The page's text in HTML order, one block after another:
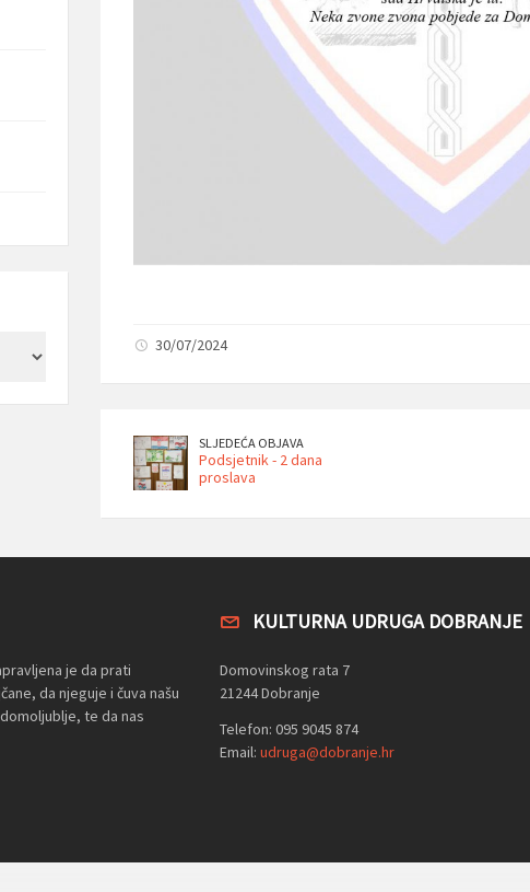
30/07/2024
SLJEDEĆA OBJAVA
Podsjetnik - 2 dana
proslava
je da prati
da njeguje i čuva našu
te da nas
KULTURNA UDRUGA DOBRANJE
Domovinskog rata 7
21244 Dobranje
Telefon: 095 9045 874
Email: udruga@dobranje.hr